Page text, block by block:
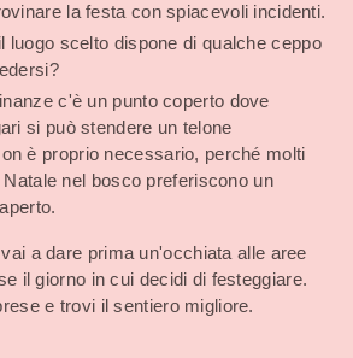
la festa con spiacevoli incidenti.
luogo scelto dispone di qualche ceppo
c'è un punto coperto dove
si può stendere un telone
è proprio necessario, perché molti
nel bosco preferiscono un
a dare prima un'occhiata alle aree
il giorno in cui decidi di festeggiare.
e trovi il sentiero migliore.